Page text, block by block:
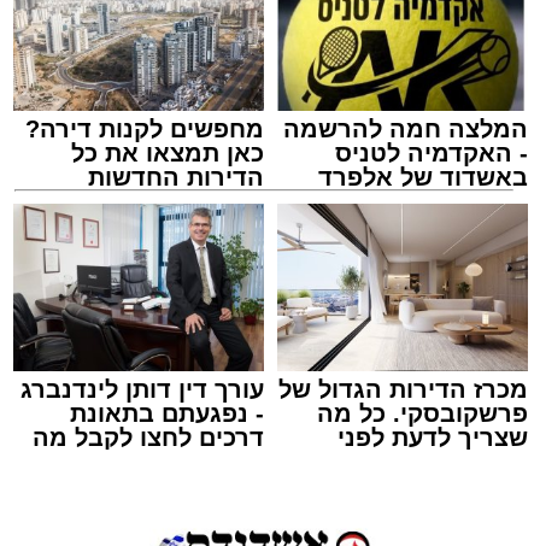
צילום: דוברות איחוד הצלה
מערכת האתר / 15:39 07.08.26
איחוד הצלה הצלה
המלצה חמה להרשמה
- האקדמיה לטניס
באשדוד של אלפרד
קריאולנסקי - לילדים
מחפשים לקנות דירה?
כאן תמצאו את כל
הדירות החדשות
למכירה באשדוד >>>
מכרז הדירות הגדול של
פרשקובסקי. כל מה
שצריך לדעת לפני
עורך דין דותן לינדנברג
- נפגעתם בתאונת
דרכים לחצו לקבל מה